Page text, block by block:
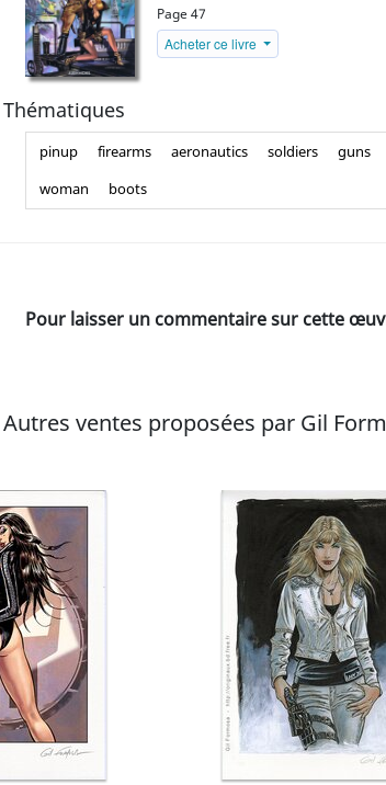
Page 47
Acheter ce livre
Thématiques
pinup firearms aeronautics soldiers guns
woman
boots
Pour laisser un commentaire sur cette
Autres ventes proposées par Gil